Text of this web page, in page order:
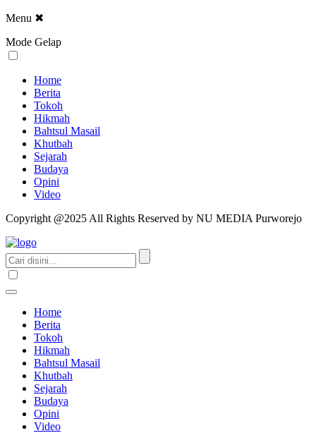
Menu ✖
Mode Gelap
Home
Berita
Tokoh
Hikmah
Bahtsul Masail
Khutbah
Sejarah
Budaya
Opini
Video
Copyright @2025 All Rights Reserved by NU MEDIA Purworejo
Home
Berita
Tokoh
Hikmah
Bahtsul Masail
Khutbah
Sejarah
Budaya
Opini
Video